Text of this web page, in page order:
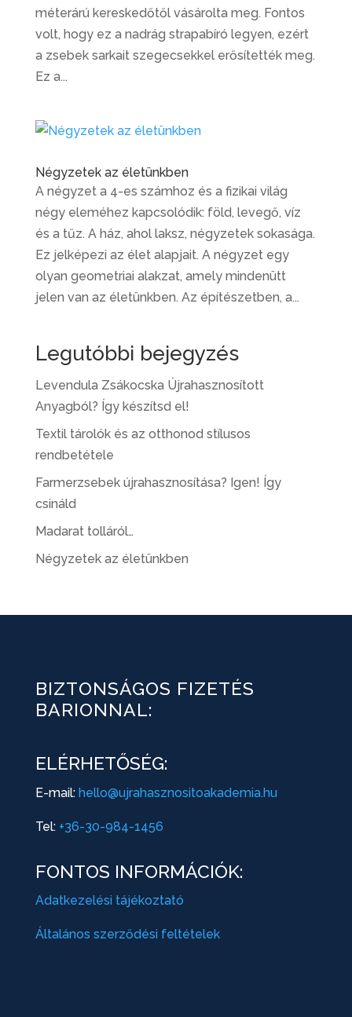
méterárú kereskedőtől vásárolta meg. Fontos
volt, hogy ez a nadrág strapabíró legyen, ezért
a zsebek sarkait szegecsekkel erősítették meg.
Ez a...
Négyzetek az életünkben
A négyzet a 4-es számhoz és a fizikai világ
négy eleméhez kapcsolódik: föld, levegő, víz
és a tűz. A ház, ahol laksz, négyzetek sokasága.
Ez jelképezi az élet alapjait. A négyzet egy
olyan geometriai alakzat, amely mindenütt
jelen van az életünkben. Az építészetben, a...
Legutóbbi bejegyzés
Levendula Zsákocska Újrahasznosított
Anyagból? Így készítsd el!
Textil tárolók és az otthonod stílusos
rendbetétele
Farmerzsebek újrahasznosítása? Igen! Így
csináld
Madarat tolláról…
Négyzetek az életünkben
BIZTONSÁGOS FIZETÉS
BARIONNAL:
ELÉRHETŐSÉG:
E-mail: hello@ujrahasznositoakademia.hu
Tel: +36-30-984-1456
FONTOS INFORMÁCIÓK:
Adatkezelési tájékoztató
Általános szerződési feltételek